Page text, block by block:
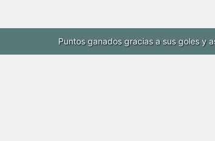
Puntos ganados gracias a sus goles y